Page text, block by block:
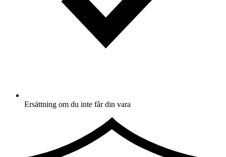
Ersättning om du inte får din vara